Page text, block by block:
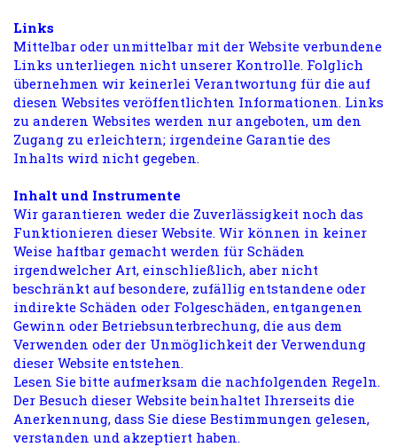
Links
Mittelbar oder unmittelbar mit der Website verbundene
Links unterliegen nicht unserer Kontrolle. Folglich
übernehmen wir keinerlei Verantwortung für die auf
diesen Websites veröffentlichten Informationen. Links
zu anderen Websites werden nur angeboten, um den
Zugang zu erleichtern; irgendeine Garantie des
Inhalts wird nicht gegeben.
Inhalt und Instrumente
Wir garantieren weder die Zuverlässigkeit noch das
Funktionieren dieser Website. Wir können in keiner
Weise haftbar gemacht werden für Schäden
irgendwelcher Art, einschließlich, aber nicht
beschränkt auf besondere, zufällig entstandene oder
indirekte Schäden oder Folgeschäden, entgangenen
Gewinn oder Betriebsunterbrechung, die aus dem
Verwenden oder der Unmöglichkeit der Verwendung
dieser Website entstehen.
Lesen Sie bitte aufmerksam die nachfolgenden Regeln.
Der Besuch dieser Website beinhaltet Ihrerseits die
Anerkennung, dass Sie diese Bestimmungen gelesen,
verstanden und akzeptiert haben.